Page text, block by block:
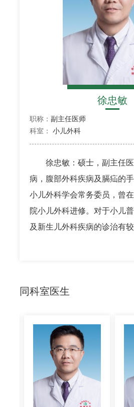
徐忠敏
职称：副主任医师
科室： 小儿外科
徐忠敏：硕士，副主任
病，腹部外科疾病及膈疝的
小儿外科学会常务委员，曾
院小儿外科进修。对于小儿
及新生儿外科疾病的诊治有较
同科室医生